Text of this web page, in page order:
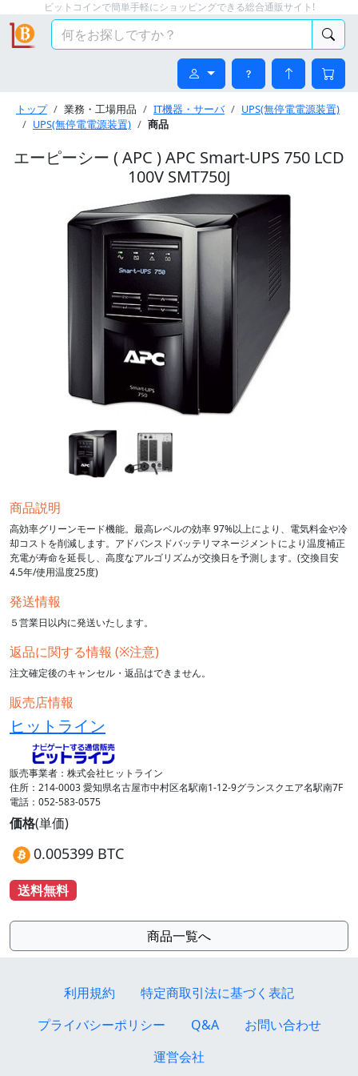
ビットコインで簡単手軽にショッピングできる総合通販サイト!
トップ 業務・工場用品 IT機器・サーバ
UPS(無停電電源装置)
UPS(無停電電源装置)
商品
エーピーシー ( APC ) APC Smart-UPS 750 LCD
100V SMT750J
商品説明
高効率グリーンモード機能。最高レベルの効率 97%以上により、電気料金や冷
却コストを削減します。アドバンスドバッテリマネージメントにより温度補正
充電が寿命を延長し、高度なアルゴリズムが交換日を予測します。(交換目安
4.5年/使用温度25度)
発送情報
５営業日以内に発送いたします。
返品に関する情報 (※注意)
注文確定後のキャンセル・返品はできません。
販売店情報
ヒットライン
販売事業者：株式会社ヒットライン
住所：214-0003 愛知県名古屋市中村区名駅南1-12-9グランスクエア名駅南7F
電話：052-583-0575
価格(単価)
0.005399 BTC
送料無料
商品一覧へ
利用規約
特定商取引法に基づく表記
プライバシーポリシー
Q&A
お問い合わせ
運営会社